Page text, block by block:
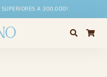
SUPERIORES A 300.000!
Buscar